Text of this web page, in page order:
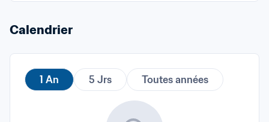
Calendrier
1 An 5 Jrs Toutes années